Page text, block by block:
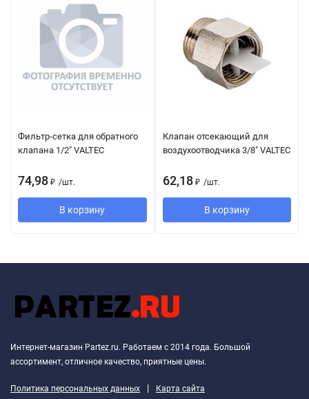
Фильтр-сетка для обратного
клапана 1/2" VALTEC
74,98 ₽ /шт.
В корзину
Клапан отсекающий для
воздухоотводчика 3/8" VALTEC
62,18 ₽ /шт.
В корзину
Интернет-магазин Partez.ru. Работаем с 2014 года. Большой
ассортимент, отличное качество, приятные цены.
Политика персональных данных | Карта сайта